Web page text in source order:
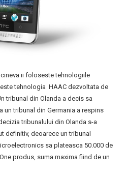
ii foloseste tehnologiile
tehnologia HAAC dezvoltata de
tribunal din Olanda a decis sa
un tribunal din Germania a respins
tribunalului din Olanda s-a
definitiv, deoarece un tribunal
sa plateasca 50.000 de
produs, suma maxima fiind de un